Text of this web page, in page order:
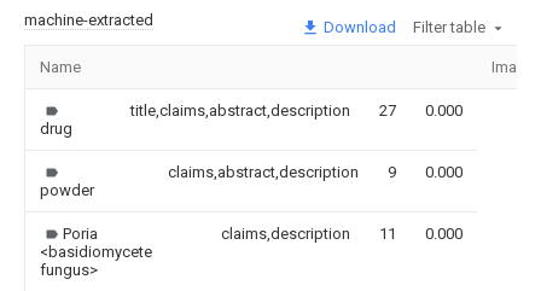
machine-extracted Download Filter table
Name Image
drug
title,claims,abstract,description 27 0.000
powder
claims,abstract,description 9 0.000
Poria
<basidiomycete
fungus>
claims,description 11 0.000